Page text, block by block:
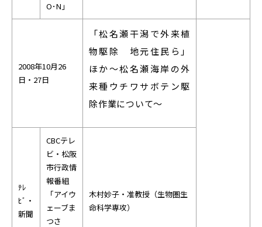
O･N」
2008年10月26
日・27日
「松名瀬干潟で外来植
物駆除 地元住民ら」
ほか～松名瀬海岸の外
来種ウチワサボテン駆
除作業について～
ﾃﾚ
ﾋﾞ・
新聞
CBCテレ
ビ・松阪
市行政情
報番組
「アイウ
ェーブま
つさ
木村妙子・准教授（生物圏生
命科学専攻）